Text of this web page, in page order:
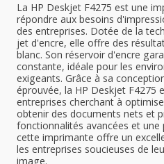
La HP Deskjet F4275 est une
répondre aux besoins
des entreprises. Dotée de la
jet d'encre, elle offre des
blanc. Son réservoir d'encre
constante, idéale pour les
exigeants. Grâce à sa
éprouvée, la HP Deskjet F4275
entreprises cherchant à
obtenir des documents nets et
fonctionnalités avancées et
cette imprimante offre un
les entreprises soucieuses de
image.